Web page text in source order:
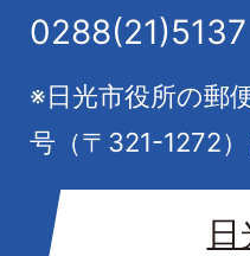
0288(21)5137
※日光市役所の郵
号（〒321-1272